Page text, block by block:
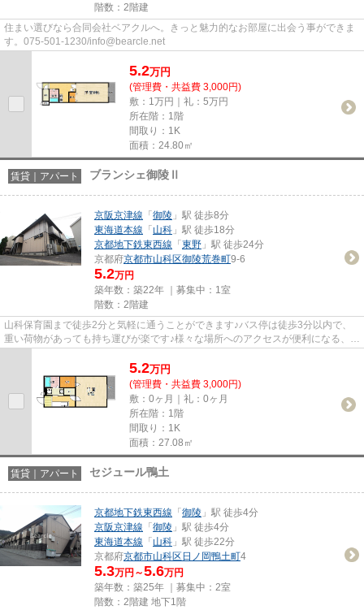
階数：2階建
住まい選びなら合同会社ベアクルへ。きっと魅力的なお部屋に出会う事ができま
す。075-501-1230/info@bearcle.net
5.2万円
(管理費・共益費 3,000円)
敷：1万円｜礼：5万円
所在階：1階
間取り：1K
面積：24.80㎡
賃貸｜アパート ブランシェ御陵Ⅱ
京阪京津線 「 御陵 」駅 徒歩8分
東海道本線 「 山科 」駅 徒歩18分
京都地下鉄東西線 「 東野 」駅 徒歩24分
京都府京都市山科区御陵荒巻町9-6
5.2万円
築年数：築22年 ｜募集中： 1室
階数：2階建
山科保育園まで徒歩2分と気軽に通うことができます♪バス停は徒歩3分以内で、
重い荷物があっても持ち運びが楽です♪様々な場所へのアクセスが便利になる、2
5.2万円
(管理費・共益費 3,000円)
敷：0ヶ月｜礼：0ヶ月
所在階：1階
間取り：1K
面積：27.08㎡
賃貸｜アパート セジュール鴨土
京都地下鉄東西線 「 御陵 」駅 徒歩4分
京阪京津線 「 御陵 」駅 徒歩4分
東海道本線 「 山科 」駅 徒歩22分
京都府京都市山科区 日ノ岡鴨土町4
5.3万円～5.6万円
築年数：築25年 ｜募集中： 2室
階数：2階建 地下1階